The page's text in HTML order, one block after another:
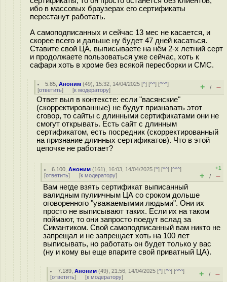
ибо в массовых браузерах его сертификаты
перестанут работать.
А самоподписанных и сейчас 13 мес не касается, и
скорее всего и дальше ну будет 47 дней касаться.
Ставите свой ЦА, выписываете на нём 2-х летний серт
и продолжаете пользоваться уже сейчас, хоть к
сафари хоть в хроме без всякой пересборки и СМС.
5.85 ,Аноним (49), 15:32, 14/04/2025 [^] [^^] [^^^]
[ответить] [к модератору] + / –
Ответ выл в контексте: если "васянские"
(скорректированные) не будут признавать этот
сговор, то сайты с длинными сертификатами они не
смогут открывать. Есть сайт с длинным
сертификатом, есть посредник (скорректированный
на признание длинных сертификатов). Что в этой
цепочке не работает?
6.100 ,Аноним (161), 16:03, 14/04/2025 [^] [^^] [^^^]
[ответить] [к модератору]
+1
+ / –
Вам негде взять сертификат выписанный
валидным пулиичным ЦА со сроком дольше
оговоренного "уважаемымми людьми". Они их
просто не выписывают таких. Если их на таком
поймают, то они запросто поедут вслад за
Симантиком. Свой самоподписанный вам никто не
запрещал и не запрещает хоть на 100 лет
выписывать, но работать он будет только у вас
(ну и кому вы еще впарите свой приватный ЦА).
7.189 ,Аноним (49), 21:56, 14/04/2025 [^] [^^] [^^^]
[ответить] [к модератору] + / –